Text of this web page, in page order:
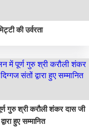
की उर्वरता
गुरु श्री करौली शंकर दास जी
हुए सम्मानित